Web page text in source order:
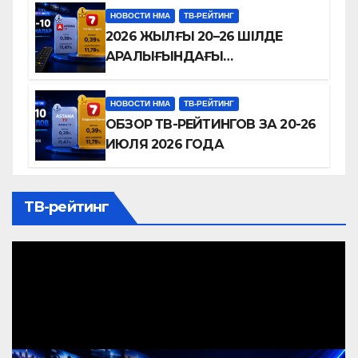
ТЕЛЕВИДЕНИЯ В УСЛОВИЯХ
ЦИФРОВОЙ КОНКУРЕНЦИИ
НОВОСТИ НМА ТВ-РЕЙТИНГ
2026 ЖЫЛҒЫ 20–26 ШІЛДЕ
АРАЛЫҒЫНДАҒЫ
ШОЛУ
НОВОСТИ НМА ТВ-РЕЙТИНГ
ОБЗОР ТВ-РЕЙТИНГОВ ЗА 20-26
ИЮЛЯ 2026 ГОДА
ТВ-рейтинг